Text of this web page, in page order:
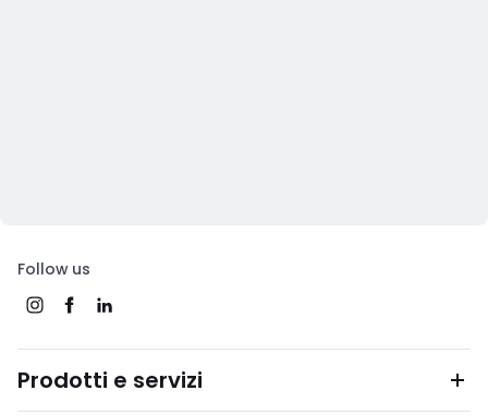
Follow us
Prodotti e servizi